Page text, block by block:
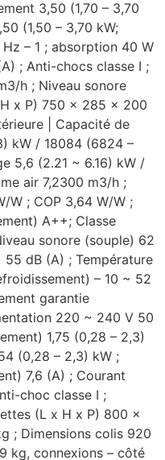
3,50 (1,70 – 3,70
(1,50 – 3,70 kW;
– 1 ; absorption 40 W
; Anti-chocs classe I ;
h ; Niveau sonore
x P) 750 x 285 x 200
| Capacité de
kW / 18084 (6824 –
5,6 (2.21 ~ 6.16) kW /
air 7,2300 m3/h ;
W ; COP 3,64 W/W ;
A++; Classe
sonore (souple) 62
dB (A) ; Température
– 10 ~ 52
garantie
220 ~ 240 V 50
1,75 (0,28 – 2,3)
(0,28 – 2,3) kW ;
7,6 (A) ; Courant
choc classe I ;
(L x H x P) 800 x
; Dimensions colis 920
kg, connexions – côté